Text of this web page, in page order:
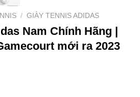
/ GIÀY TENNIS ADIDAS
Nam Chính Hãng |
mới ra 2023